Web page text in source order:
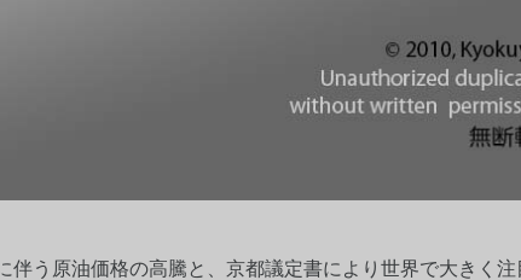
う原油価格の高騰と、京都議定書により世界で大きく